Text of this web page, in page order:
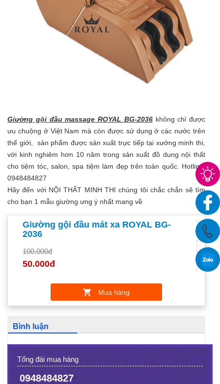
Giường gội đầu massage ROYAL BG-2036không chỉ được
ưu chuộng ở Việt Nam mà còn được sử dụng ở các nước trên
thế giới, sản phẩm được sản xuất trực tiếp tại xưởng minh thi,
với kinh nghiêm hơn 10 năm trong sản xuất đồ dung nội thất
cho tiệm tóc, salon, spa tiệm làm đẹp trên toàn quốc. Hotline:
0948484827
Hãy đến với NỘI THẤT MINH THI chúng tôi chắc chắn sẽ tìm
cho bạn 1 mẫu giường ưng ý nhất mang về
Giường gội đầu mát xa ROYAL BG-
2036
100.000đ
50.000đ
Mua hàng
Bình luận
Tổng đài mua hàng
0948484827